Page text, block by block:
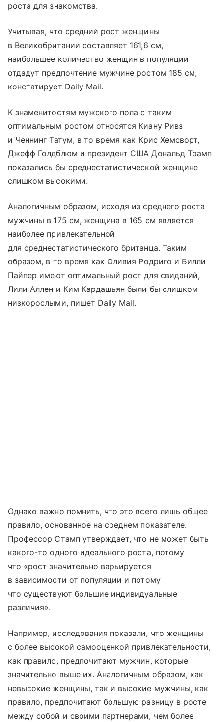
роста для знакомства.
Учитывая, что средний рост женщины
в Великобритании составляет 161,6 см,
наибольшее количество женщин в популяции
отдадут предпочтение мужчине ростом 185 см,
констатирует Daily Mail.
К знаменитостям мужского пола с таким
оптимальным ростом относятся Киану Ривз
и Ченнинг Татум, в то время как Крис Хемсворт,
Джефф Голдблюм и президент США Дональд Трамп
показались бы среднестатистической женщине
слишком высокими.
Аналогичным образом, исходя из среднего роста
мужчины в 175 см, женщина в 165 см является
наиболее привлекательной
для среднестатистического британца. Таким
образом, в то время как Оливия Родриго и Билли
Пайпер имеют оптимальный рост для свиданий,
Лили Аллен и Ким Кардашьян были бы слишком
низкорослыми, пишет Daily Mail.
Однако важно помнить, что это всего лишь общее
правило, основанное на среднем показателе.
Профессор Стамп утверждает, что не может быть
какого-то одного идеального роста, потому
что «рост значительно варьируется
в зависимости от популяции и потому
что существуют большие индивидуальные
различия».
Например, исследования показали, что женщины
с более высокой самооценкой привлекательности,
как правило, предпочитают мужчин, которые
значительно выше их. Аналогичным образом, как
невысокие женщины, так и высокие мужчины, как
правило, предпочитают большую разницу в росте
между собой и своими партнерами, чем более